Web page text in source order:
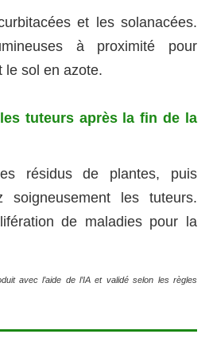
et les solanacées.
à proximité pour
le sol en azote.
tuteurs après la fin de la
résidus de plantes, puis
soigneusement les tuteurs.
de maladies pour la
avec l’aide de l’IA et validé selon les règles